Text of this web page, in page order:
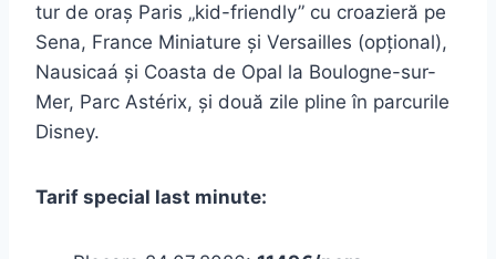
tur de oraș Paris „kid-friendly” cu croazieră pe
Sena, France Miniature și Versailles (opțional),
Nausicaá și Coasta de Opal la Boulogne-sur-
Mer, Parc Astérix, și două zile pline în parcurile
Disney.
Tarif special last minute: